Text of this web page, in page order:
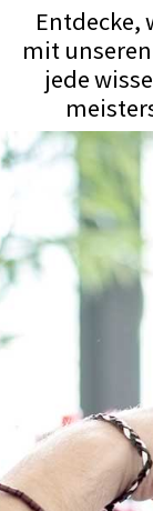
Entdecke,
mit
jede